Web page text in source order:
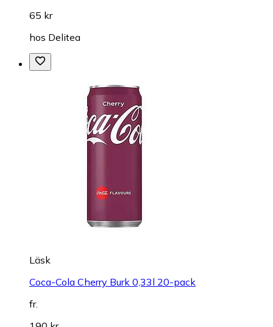
65 kr
hos Delitea
Läsk
Coca-Cola Cherry Burk 0,33l 20-pack
fr.